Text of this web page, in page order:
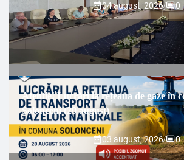
04 august, 2026/ 0
Atenție! Lucrări la rețeaua de gaze în
Solonceni (20 august)
03 august, 2026/ 0